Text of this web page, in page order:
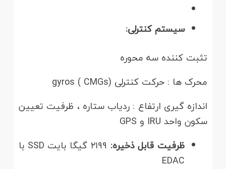
سیستم کنترلی:
تثبت کننده سه محوره
محرک ها : حرکت کنترلی gyros ( CMGs)
اندازه گیری ارتفاع : ردیاب ستاره ، ظرفیت تعیین
سکون واحد IRU و GPS
ظرفیت قابل ذخیره:
۲۱۹۹ گیگا بایت SSD با
EDAC